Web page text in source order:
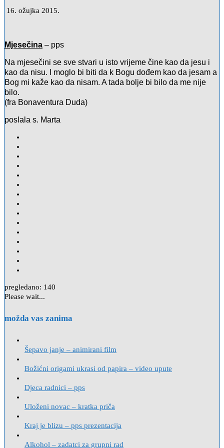
16. ožujka 2015.
Mjesečina – pps
Na mjesečini se sve stvari u isto vrijeme čine kao da jesu i
kao da nisu. I moglo bi biti da k Bogu dođem kao da jesam a
Bog mi kaže kao da nisam. A tada bolje bi bilo da me nije
bilo.
(fra Bonaventura Duda)
poslala s. Marta
pregledano: 140
Please wait...
možda vas zanima
Šepavo janje – animirani film
Božićni origami ukrasi od papira – video upute
Djeca radnici – pps
Uloženi novac – kratka priča
Kraj je blizu – pps prezentacija
Alkohol – zadatci za grupni rad